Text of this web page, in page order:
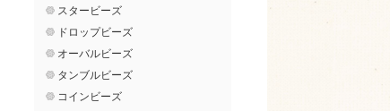
スタービーズ
ドロップビーズ
オーバルビーズ
タンブルビーズ
コインビーズ